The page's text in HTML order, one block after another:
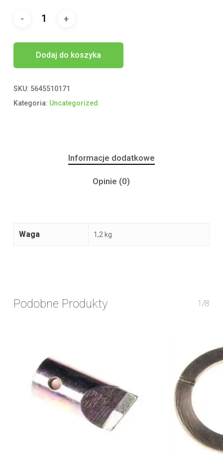
Dodaj do koszyka
SKU: 5645510171
Kategoria: Uncategorized
Informacje dodatkowe
Opinie (0)
Waga 1,2 kg
Podobne Produkty 1/8